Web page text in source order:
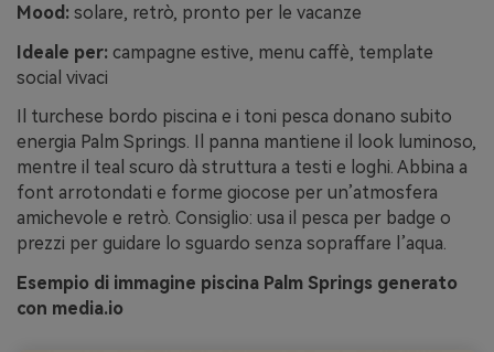
Mood: solare, retrò, pronto per le vacanze
Ideale per: campagne estive, menu caffè, template
social vivaci
Il turchese bordo piscina e i toni pesca donano subito
energia Palm Springs. Il panna mantiene il look luminoso,
mentre il teal scuro dà struttura a testi e loghi. Abbina a
font arrotondati e forme giocose per un’atmosfera
amichevole e retrò. Consiglio: usa il pesca per badge o
prezzi per guidare lo sguardo senza sopraffare l’aqua.
Esempio di immagine piscina Palm Springs generato
con media.io